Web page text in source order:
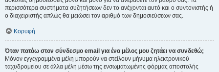
περισσότερα συστήματα συζητήσεων δεν το ανέχονται αυτό και ο συντονιστής ή
ο διαχειριστής απλώς θα μειώσει τον αριθμό των δημοσιεύσεων σας.
Κορυφή
Όταν πατάω στον σύνδεσμο email για ένα μέλος μου ζητάει να συνδεθώ;
Μόνον εγγεγραμμένα μέλη μπορούν να στείλουν μήνυμα ηλεκτρονικού
ταχυδρομείου σε άλλα μέλη μέσω της ενσωματωμένης φόρμας αποστολής